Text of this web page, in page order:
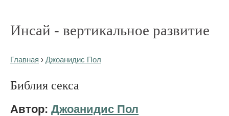
Инсай - вертикальное развитие
Главная › Джоанидис Пол
Библия секса
Автор: Джоанидис Пол